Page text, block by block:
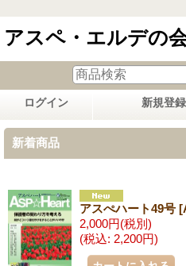
アスペ・エルデの
ログイン 新規登録
新着商品
アスぺハート49号
2,000円(税別)
(税込: 2,200円)